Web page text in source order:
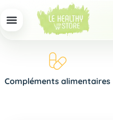
Compléments alimentaires